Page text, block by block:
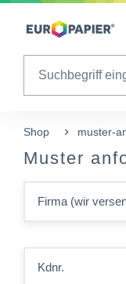
Table Of Content
Shop muster-
Muster
Firma (wir
Kdnr.